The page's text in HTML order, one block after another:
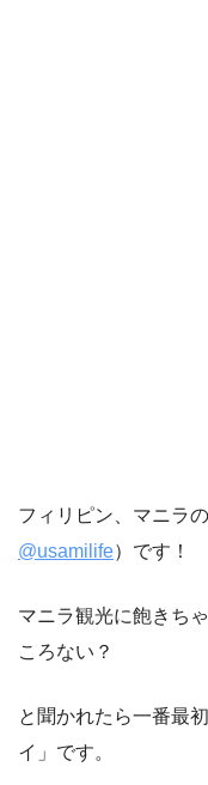
フィリピン、マニラ
@usamilife）です！
マニラ観光に飽きち
ころない？
と聞かれたら一番最
イ」です。